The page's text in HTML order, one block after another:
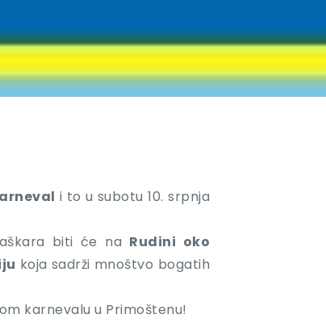
i to u subotu 10. srpnja
biti će na Rudini oko
koja sadrži mnoštvo bogatih
karnevalu u Primoštenu!